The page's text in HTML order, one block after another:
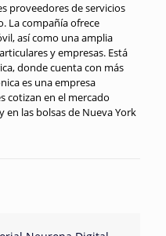
proveedores de servicios
La compañía ofrece
así como una amplia
y empresas. Está
donde cuenta con más
es una empresa
cotizan en el mercado
en las bolsas de Nueva York